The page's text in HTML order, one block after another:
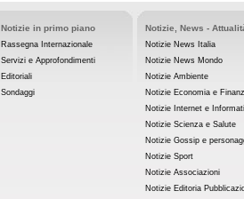
Notizie in primo piano
Rassegna Internazionale
Servizi e Approfondimenti
Editoriali
Sondaggi
Notizie, News -
Notizie News Italia
Notizie News Mondo
Notizie Ambiente
Notizie Economia e
Notizie Internet e
Notizie Scienza e Salute
Notizie Gossip e
Notizie Sport
Notizie Associazioni
Notizie Editoria